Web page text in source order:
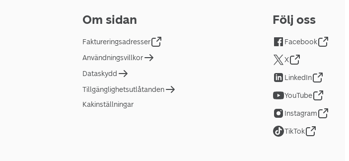
Om sidan
Faktureringsadresser
Användningsvillkor
Dataskydd
Tillgänglighetsutlåtanden
Kakinställningar
Följ oss
Facebook
X
LinkedIn
YouTube
Instagram
TikTok